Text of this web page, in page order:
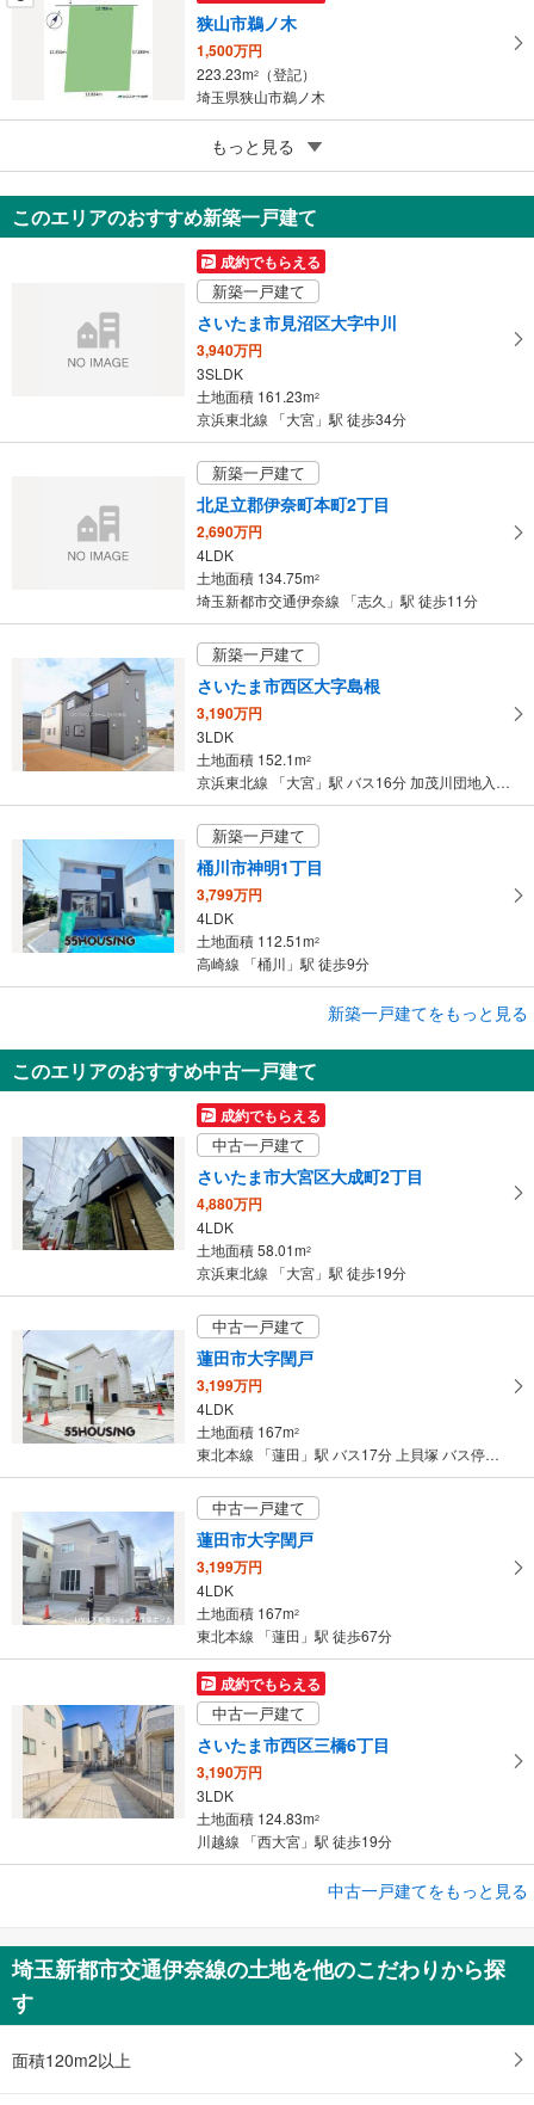
狭山市鵜ノ木
1,500万円
223.23m2
（登記）
埼玉県狭山市鵜ノ木
成約でもらえる
川越市新宿町6丁目
2,580万円
100.14m
（実測）
埼玉県川越市新宿町6丁目
もっと見る
このエリアのおすすめ新築一戸建て
成約でもらえる
新築一戸建て
さいたま市見沼区大字中川
3,940万円
3SLDK
土地面積 161.23m2
京浜東北線 「大宮」駅 徒歩34分
新築一戸建て
北足立郡伊奈町本町2丁目
2,690万円
4LDK
土地面積 134.75m2
埼玉新都市交通伊奈線 「志久」駅 徒歩11分
新築一戸建て
さいたま市西区大字島根
3,190万円
3LDK
土地面積 152.1m2
京浜東北線 「大宮」駅 バス16分 加茂川団地入口 バス停下車 徒歩7分
新築一戸建て
桶川市神明1丁目
3,799万円
4LDK
土地面積 112.51m2
高崎線 「桶川」駅 徒歩9分
さいたま市北区日進町2丁目
5,798万円
3LDK
土地面積 87.93m
川越線 「日進」駅 徒歩5分
新築一戸建てをもっと見る
このエリアのおすすめ中古一戸建て
成約でもらえる
中古一戸建て
さいたま市大宮区大成町2丁目
4,880万円
4LDK
土地面積 58.01m2
京浜東北線 「大宮」駅 徒歩19分
中古一戸建て
蓮田市大字閏戸
3,199万円
4LDK
土地面積 167m2
東北本線 「蓮田」駅 バス17分 上貝塚 バス停下車 徒歩3分
中古一戸建て
蓮田市大字閏戸
3,199万円
4LDK
土地面積 167m2
東北本線 「蓮田」駅 徒歩67分
成約でもらえる
中古一戸建て
さいたま市西区三橋6丁目
3,190万円
3LDK
土地面積 124.83m2
川越線 「西大宮」駅 徒歩19分
2,280万円
4LDK
湘南新宿ライン（前橋～小田原） 「大宮」駅 徒歩35分
中古一戸建てをもっと見る
埼玉新都市交通伊奈線の土地を他のこだわりから探
す
面積120m2以上